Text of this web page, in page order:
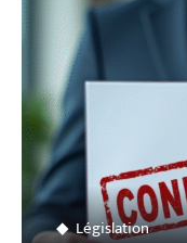
Législation